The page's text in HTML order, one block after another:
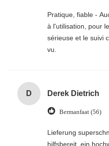
Pratique, fiable -
à l'utilisation, pour
sérieuse et le suivi
vu.
D Derek Dietrich
Bermanfaat (56)
Lieferung
hilfsbereit, ein